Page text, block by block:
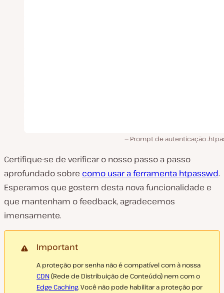
Prompt de autenticação
Certifique-se de verificar o nosso passo a passo
aprofundado sobre como usar a ferramenta htpasswd.
Esperamos que gostem desta nova funcionalidade e
que mantenham o feedback, agradecemos
imensamente.
Important
A proteção por senha não é compatível com à nossa
CDN (Rede de Distribuição de Conteúdo) nem com o
Edge Caching. Você não pode habilitar a proteção por